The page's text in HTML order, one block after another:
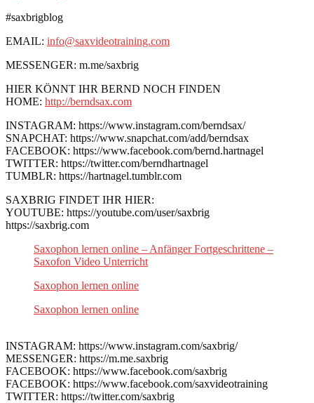
#saxbrigblog
EMAIL: info@saxvideotraining.com
MESSENGER: m.me/saxbrig
HIER KÖNNT IHR BERND NOCH FINDEN
HOME: http://berndsax.com
INSTAGRAM: https://www.instagram.com/berndsax/
SNAPCHAT: https://www.snapchat.com/add/berndsax
FACEBOOK: https://www.facebook.com/bernd.hartnagel
TWITTER: https://twitter.com/berndhartnagel
TUMBLR: https://hartnagel.tumblr.com
SAXBRIG FINDET IHR HIER:
YOUTUBE: https://youtube.com/user/saxbrig
https://saxbrig.com
Saxophon lernen online – Anfänger Fortgeschrittene –
Saxofon Video Unterricht
Saxophon lernen online
Saxophon lernen online
INSTAGRAM: https://www.instagram.com/saxbrig/
MESSENGER: https://m.me.saxbrig
FACEBOOK: https://www.facebook.com/saxbrig
FACEBOOK: https://www.facebook.com/saxvideotraining
TWITTER: https://twitter.com/saxbrig